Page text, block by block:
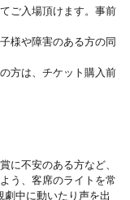
ご入場頂けます。事前
様や障害のある方の同
方は、チケット購入前
に不安のある方など、
う、客席のライトを常
中に動いたり声を出